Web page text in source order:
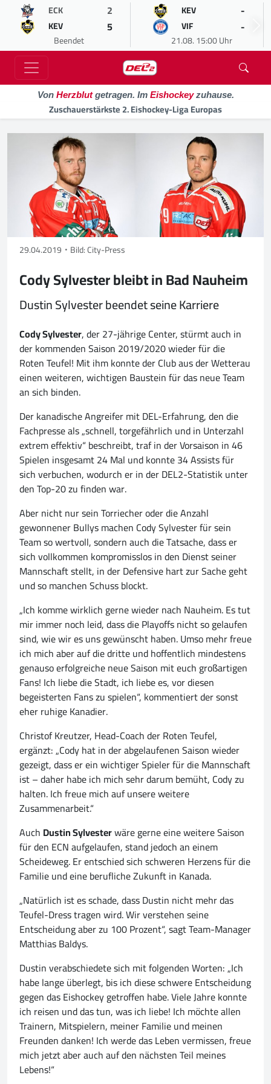
ECK 2
KEV 5
Beendet
KEV -
VIF -
21.08. 15:00 Uhr
Von Herzblutgetragen. Im Eishockeyzuhause.
Zuschauerstärkste 2. Eishockey-Liga Europas
29.04.2019 Bild: City-Press
Cody Sylvester bleibt in Bad Nauheim
Dustin Sylvester beendet seine Karriere
Cody Sylvester, der 27-jährige Center, stürmt auch in
der kommenden Saison 2019/2020 wieder für die
Roten Teufel! Mit ihm konnte der Club aus der Wetterau
einen weiteren, wichtigen Baustein für das neue Team
an sich binden.
Der kanadische Angreifer mit DEL-Erfahrung, den die
Fachpresse als „schnell, torgefährlich und in Unterzahl
extrem effektiv“ beschreibt, traf in der Vorsaison in 46
Spielen insgesamt 24 Mal und konnte 34 Assists für
sich verbuchen, wodurch er in der DEL2-Statistik unter
den Top-20 zu finden war.
Aber nicht nur sein Torriecher oder die Anzahl
gewonnener Bullys machen Cody Sylvester für sein
Team so wertvoll, sondern auch die Tatsache, dass er
sich vollkommen kompromisslos in den Dienst seiner
Mannschaft stellt, in der Defensive hart zur Sache geht
und so manchen Schuss blockt.
„Ich komme wirklich gerne wieder nach Nauheim. Es tut
mir immer noch leid, dass die Playoffs nicht so gelaufen
sind, wie wir es uns gewünscht haben. Umso mehr freue
ich mich aber auf die dritte und hoffentlich mindestens
genauso erfolgreiche neue Saison mit euch großartigen
Fans! Ich liebe die Stadt, ich liebe es, vor diesen
begeisterten Fans zu spielen“, kommentiert der sonst
eher ruhige Kanadier.
Christof Kreutzer, Head-Coach der Roten Teufel,
ergänzt: „Cody hat in der abgelaufenen Saison wieder
gezeigt, dass er ein wichtiger Spieler für die Mannschaft
ist – daher habe ich mich sehr darum bemüht, Cody zu
halten. Ich freue mich auf unsere weitere
Zusammenarbeit.“
Auch Dustin Sylvesterwäre gerne eine weitere Saison
für den ECN aufgelaufen, stand jedoch an einem
Scheideweg. Er entschied sich schweren Herzens für die
Familie und eine berufliche Zukunft in Kanada.
„Natürlich ist es schade, dass Dustin nicht mehr das
Teufel-Dress tragen wird. Wir verstehen seine
Entscheidung aber zu 100 Prozent“, sagt Team-Manager
Matthias Baldys.
Dustin verabschiedete sich mit folgenden Worten: „Ich
habe lange überlegt, bis ich diese schwere Entscheidung
gegen das Eishockey getroffen habe. Viele Jahre konnte
ich reisen und das tun, was ich liebe! Ich möchte allen
Trainern, Mitspielern, meiner Familie und meinen
Freunden danken! Ich werde das Leben vermissen, freue
mich jetzt aber auch auf den nächsten Teil meines
Lebens!“